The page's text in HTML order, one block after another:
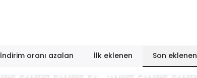
İndirim oranı azalan İlk eklenen Son eklenen